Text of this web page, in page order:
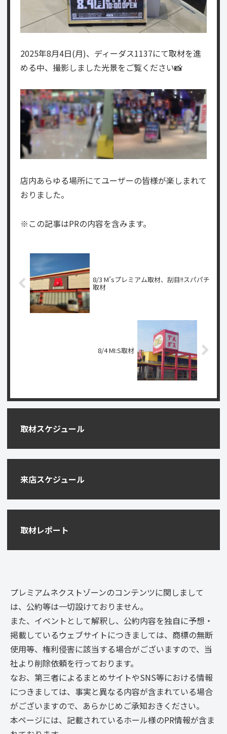
2025年8月4日(月)、ディーダス1137にて取材を進
める中、撮影しました光景をご覧ください📸
店内あらゆる場所にてユーザーの皆様が楽しまれて
おりました。
※この記事はPRの内容を含みます。
8/3 M’sプレミアム取材、刮目!!スパパチ
取材
8/4 MI:S取材
取材スケジュール
来店スケジュール
取材レポート
プレミアムネクストゾーンのコンテンツに関しまして
は、公約等は一切設けておりません。
また、イベントとして解釈し、公約内容を独自に予想・
掲載しているウェブサイトにつきましては、商標の無断
使用等、権利侵害に該当する場合がございますので、当
社より削除依頼を行っております。
なお、第三者によるまとめサイトやSNS等における情報
につきましては、事実と異なる内容が含まれている場合
がございますので、あらかじめご承知おきください。
本ページには、記載されているホール様のPR情報が含ま